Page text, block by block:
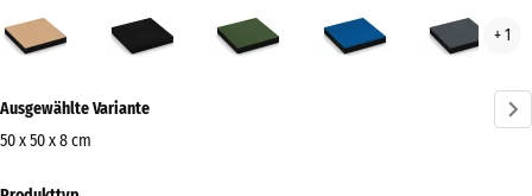
Sandbeige
(active)
Himmelblau
+ 1
Informationen
zu
Ausgewählte Variante
50 x 50 x 8 cm
Abmessungen